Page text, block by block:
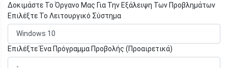
Δοκιμάστε Το Όργανο Μας Για Την Εξάλειψη Των Προβλημάτων
Επιλέξτε Το Λειτουργικό Σύστημα
Επιλέξτε Ένα Πρόγραμμα Προβολής (Προαιρετικά)